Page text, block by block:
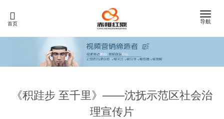
首页
Toggle
导航
《积跬步 至千里》——沈抚示范区社会治
理宣传片